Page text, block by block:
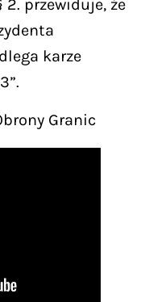
2. przewiduje, że
karze
Granic